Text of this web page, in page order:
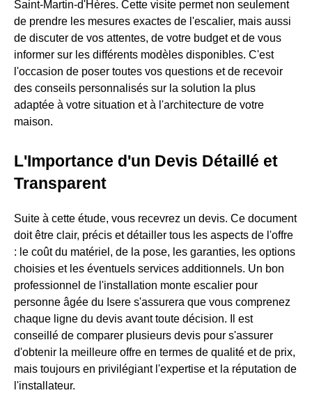
Saint-Martin-d'Hères. Cette visite permet non seulement
de prendre les mesures exactes de l'escalier, mais aussi
de discuter de vos attentes, de votre budget et de vous
informer sur les différents modèles disponibles. C'est
l'occasion de poser toutes vos questions et de recevoir
des conseils personnalisés sur la solution la plus
adaptée à votre situation et à l'architecture de votre
maison.
L'Importance d'un Devis Détaillé et
Transparent
Suite à cette étude, vous recevrez un devis. Ce document
doit être clair, précis et détailler tous les aspects de l'offre
: le coût du matériel, de la pose, les garanties, les options
choisies et les éventuels services additionnels. Un bon
professionnel de l'installation monte escalier pour
personne âgée du Isere s'assurera que vous comprenez
chaque ligne du devis avant toute décision. Il est
conseillé de comparer plusieurs devis pour s'assurer
d'obtenir la meilleure offre en termes de qualité et de prix,
mais toujours en privilégiant l'expertise et la réputation de
l'installateur.